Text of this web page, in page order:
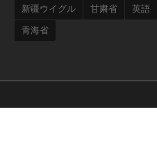
新疆ウイグル 甘粛省 英語
青海省